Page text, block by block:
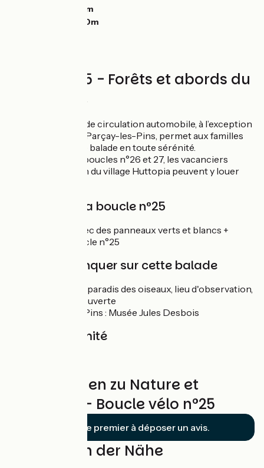
0m
0m
Circuit n°25 - Forêts et abords du
lac de Rillé
La quasi absence de circulation automobile, à l’exception
du petit village de Parçay-les-Pins, permet aux familles
de s’offrir une jolie balade en toute sérénité.
Comme pour les boucles n°26 et 27, les vacanciers
séjournant au sein du village Huttopia peuvent y louer
Balisage de la boucle n°25
Boucle balisée avec des panneaux verts et blancs +
numéro de la boucle n°25
À ne pas manquer sur cette balade
Lac de Rillé : paradis des oiseaux, lieu d'observation,
sentier découverte
Parçay-les-Pins : Musée Jules Desbois
Gare à proximité
Bewertungen zu Nature et
sculpture – Boucle vélo n°25
Soyez le premier à déposer un avis.
Schleifen in der Nähe